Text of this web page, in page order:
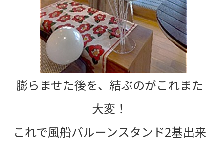
膨らませた後を、結ぶのがこれまた
大変！
これで風船バルーンスタンド2基出来